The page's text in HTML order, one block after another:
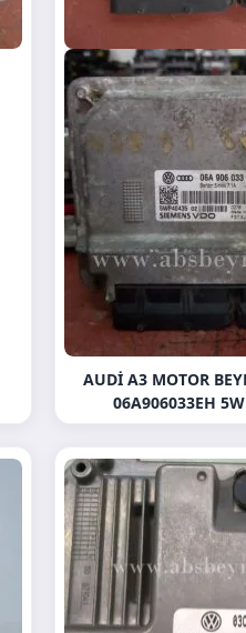
AUDI A3 MOTOR
06A906033EH